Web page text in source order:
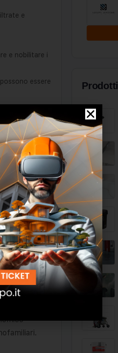
e
e nobilitare i
essere
ultravioletti,
e di
del
non
la tipologia
Prodotti